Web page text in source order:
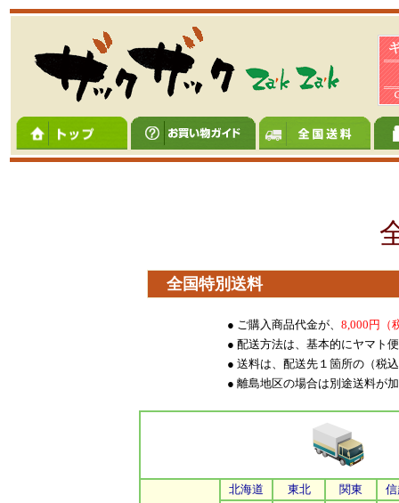
全国特
● ご購入商品代金が、 8,000円（
● 配送方法は、基本的にヤマト
● 送料は、配送先１箇所の（税
● 離島地区の場合は別途送料が
北海道 東北 関東